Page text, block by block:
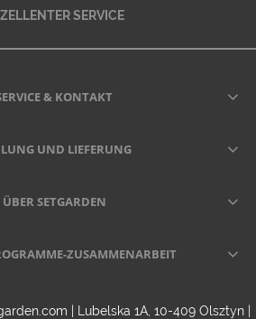
SERVICE
& KONTAKT
UND LIEFERUNG
ÜBER SETGARDEN
ZUSAMMENARBEIT
| Lubelska 1A, 10-409 Olsztyn |